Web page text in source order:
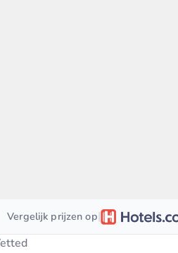
Vergelijk prijzen op|